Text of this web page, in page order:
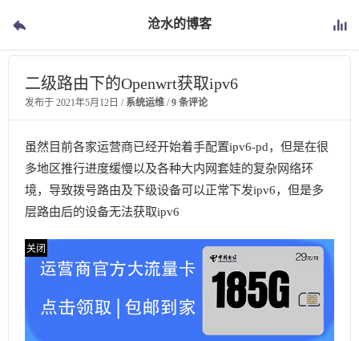
沧水的博客
二级路由下的Openwrt获取ipv6
发布于 2021年5月12日 / 系统运维 /9 条评论
虽然目前各家运营商已经开始着手配置ipv6-pd，但是在很
多地区推行进度缓慢以及各种大内网套娃的复杂网络环
境，导致拨号路由及下级设备可以正常下发ipv6，但是多
层路由后的设备无法获取ipv6